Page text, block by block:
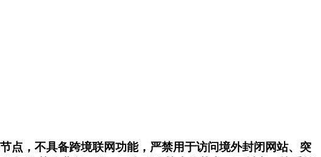
点，不具备跨境联网功能，严禁用于访问境外封闭网站、突